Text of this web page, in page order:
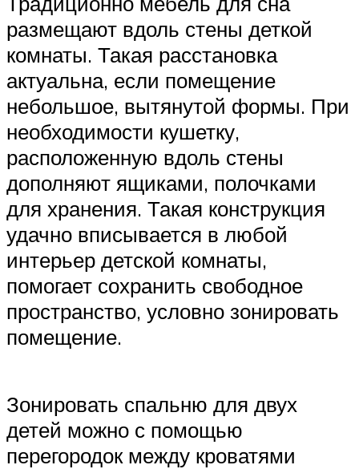
размещают вдоль стены деткой
комнаты. Такая расстановка
актуальна, если помещение
небольшое, вытянутой формы. При
необходимости кушетку,
расположенную вдоль стены
дополняют ящиками, полочками
для хранения. Такая конструкция
удачно вписывается в любой
интерьер детской комнаты,
помогает сохранить свободное
пространство, условно зонировать
помещение.
Зонировать спальню для двух
детей можно с помощью
перегородок между кроватями